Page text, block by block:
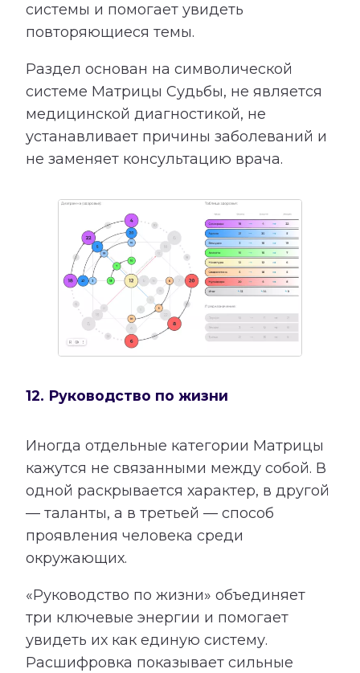
системы и помогает увидеть
повторяющиеся темы.
Раздел основан на символической
системе Матрицы Судьбы, не является
медицинской диагностикой, не
устанавливает причины заболеваний и
не заменяет консультацию врача.
12. Руководство по жизни
Иногда отдельные категории Матрицы
кажутся не связанными между собой. В
одной раскрывается характер, в другой
— таланты, а в третьей — способ
проявления человека среди
окружающих.
«Руководство по жизни» объединяет
три ключевые энергии и помогает
увидеть их как единую систему.
Расшифровка показывает сильные